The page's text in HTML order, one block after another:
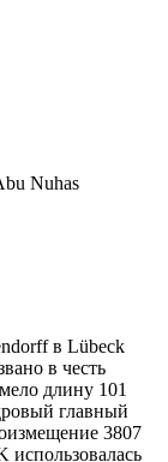
Nuhas
в Lübeck
в честь
длину 101
главный
3807
использовалась